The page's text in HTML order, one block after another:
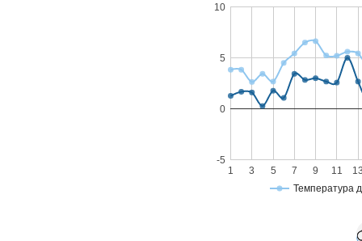
Температура
1 3 5 7 9 11
-5
0
5
10